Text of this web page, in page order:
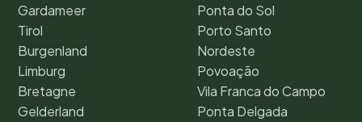
Gardameer
Tirol
Burgenland
Limburg
Bretagne
Gelderland
Ponta do Sol
Porto Santo
Nordeste
Povoação
Vila Franca do Campo
Ponta Delgada